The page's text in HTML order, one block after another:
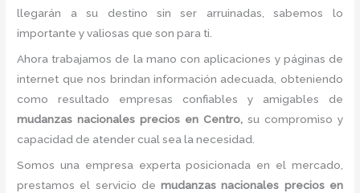
llegarán a su destino sin ser arruinadas, sabemos lo
importante y valiosas que son para ti.
Ahora trabajamos de la mano con aplicaciones y páginas de
internet que nos brindan información adecuada, obteniendo
como resultado empresas confiables y amigables de
mudanzas nacionales precios en Centro,su compromiso y
capacidad de atender cual sea la necesidad.
Somos una empresa experta posicionada en el mercado,
prestamos el servicio demudanzas nacionales preciosen